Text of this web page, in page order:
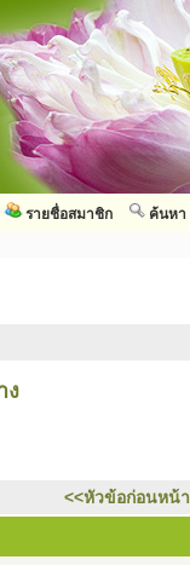
ค้นหา
รายชื่อสมาชิก
ง
<<หัวข้อก่อนหน้า